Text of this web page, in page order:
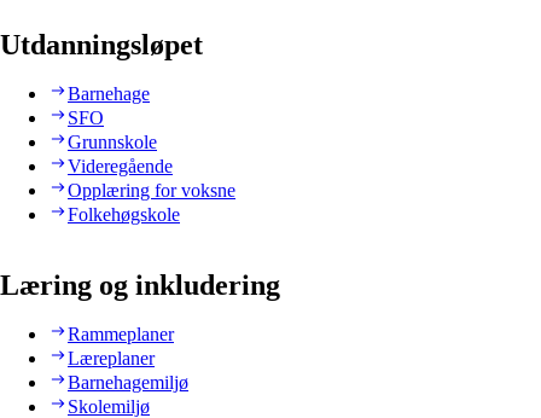
Utdanningsløpet
Barnehage
SFO
Grunnskole
Videregående
Opplæring for voksne
Folkehøgskole
Læring og inkludering
Rammeplaner
Læreplaner
Barnehagemiljø
Skolemiljø